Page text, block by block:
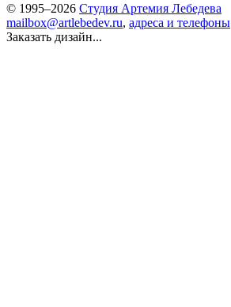
© 1995–2026 Студия Артемия Лебедева
mailbox@artlebedev.ru, адреса и телефоны
Заказать дизайн...